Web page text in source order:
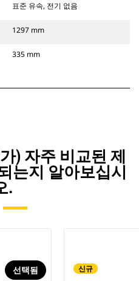
표준 유속, 전기 없음
1297 mm
335 mm
) 자주 비교된 제
는지 알아보십시
.
선택됨 신규